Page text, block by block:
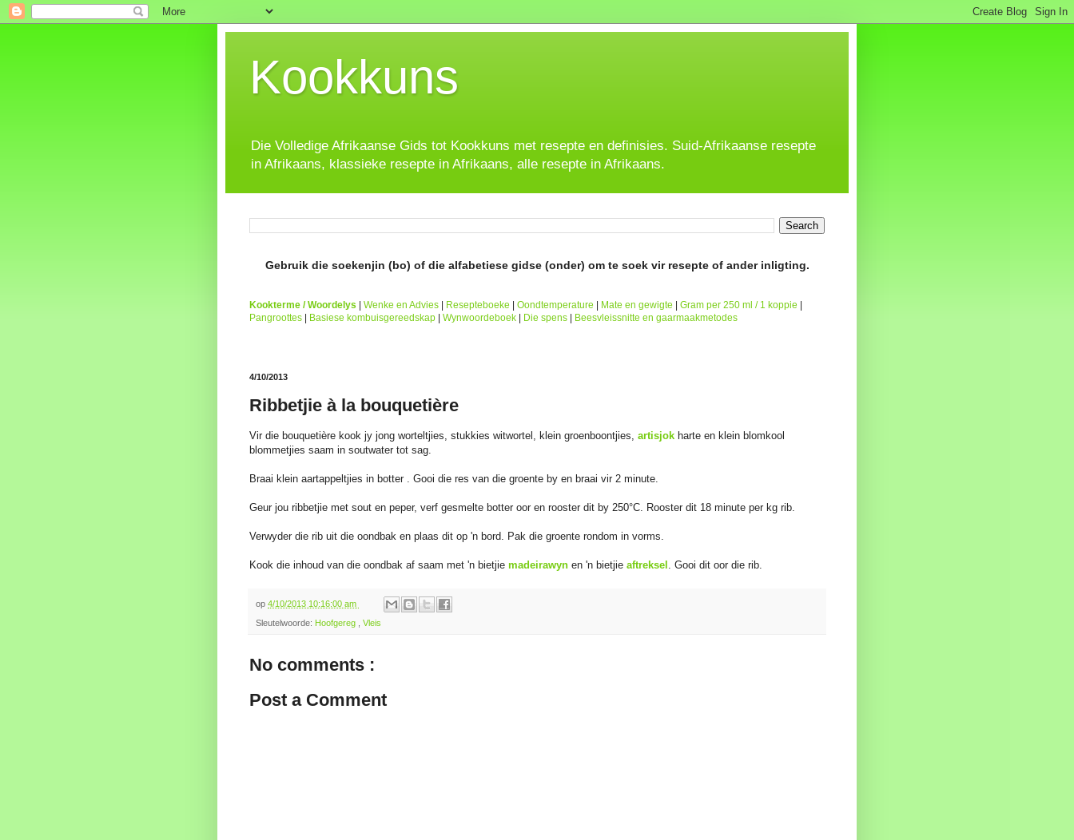
Kookkuns
Die Volledige Afrikaanse Gids tot Kookkuns met resepte en definisies. Suid-Afrikaanse resepte
in Afrikaans, klassieke resepte in Afrikaans, alle resepte in Afrikaans.
Gebruik die soekenjin (bo) of die alfabetiese gidse (onder) om te soek vir resepte of ander inligting.
Kookterme / Woordelys Wenke en Advies Resepteboeke Oondtemperature Mate en gewigte Gram per 250 ml / 1 koppie
Pangroottes
Basiese kombuisgereedskap Wynwoordeboek Die spens Beesvleissnitte en gaarmaakmetodes
4/10/2013
Ribbetjie à la bouquetière
Vir die bouquetière kook jy jong worteltjies, stukkies witwortel, klein groenboontjies, artisjok harte en klein blomkool
blommetjies saam in soutwater tot sag.
Braai klein aartappeltjies in botter . Gooi die res van die groente by en braai vir 2 minute.
Geur jou ribbetjie met sout en peper, verf gesmelte botter oor en rooster dit by 250°C. Rooster dit 18 minute per kg rib.
Verwyder die rib uit die oondbak en plaas dit op 'n bord. Pak die groente rondom in vorms.
Kook die inhoud van die oondbak af saam met 'n bietjie madeirawyn en 'n bietjie aftreksel . Gooi dit oor die rib.
op 4/10/2013 10:16:00 am
Sleutelwoorde: Hoofgereg , Vleis
No comments :
Post a Comment